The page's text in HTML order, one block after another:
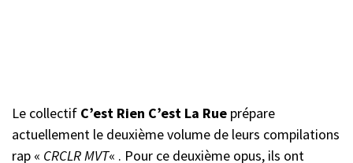
Le collectif C’est Rien C’est La Rue prépare
actuellement le deuxième volume de leurs compilations
rap « CRCLR MVT« . Pour ce deuxième opus, ils ont